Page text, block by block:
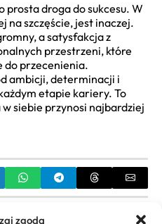
zgodą
prosta droga do sukcesu. W
na szczęście, jest inaczej.
a satysfakcja z
przestrzeni, które
do przecenienia.
ambicji, determinacji i
etapie kariery. To
siebie przynosi najbardziej